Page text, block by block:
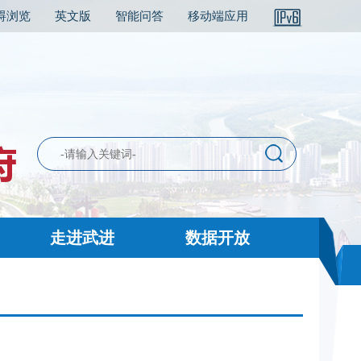
浏览 英文版 智能问答 移动端应用
走进武进 数据开放